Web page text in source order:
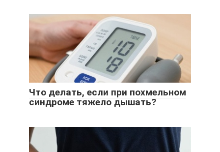
Что делать, если при похмельном
синдроме тяжело дышать?